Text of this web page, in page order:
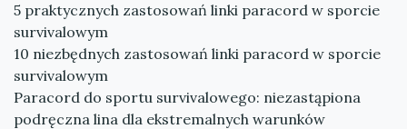
5 praktycznych zastosowań linki paracord w sporcie
survivalowym
10 niezbędnych zastosowań linki paracord w sporcie
survivalowym
Paracord do sportu survivalowego: niezastąpiona
podręczna lina dla ekstremalnych warunków